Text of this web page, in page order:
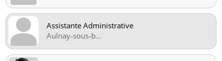
Assistante Administrative
Aulnay‑sous‑b...